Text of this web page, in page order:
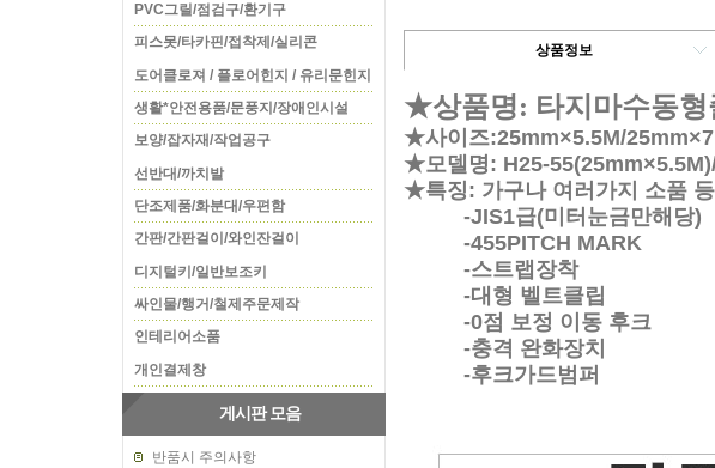
PVC그릴/점검구/환기구
피스못/타카핀/접착제/실리콘
도어클로져 / 플로어힌지 / 유리문힌지
생활*안전용품/문풍지/장애인시설
보양/잡자재/작업공구
선반대/까치발
단조제품/화분대/우편함
간판/간판걸이/와인잔걸이
디지털키/일반보조키
싸인물/행거/철제주문제작
인테리어소품
개인결제창
게시판 모음
반품시 주의사항
상품정보
★상품명: 타지마수동형
★사이즈:25mm×5.5M/
★모델명: H25-
★특징: 가구나 여러가지 소품
-JIS1급(미터눈금만해당)
-455PITCH MARK
-스트랩장착
-대형 벨트클립
-0점 보정 이동 후크
-충격 완화장치
-후크가드범퍼